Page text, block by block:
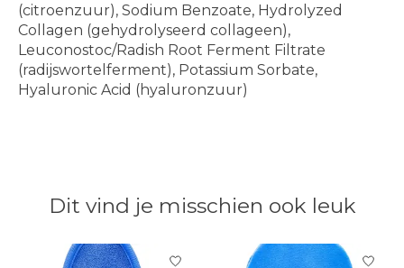
(citroenzuur), Sodium Benzoate, Hydrolyzed
Collagen (gehydrolyseerd collageen),
Leuconostoc/Radish Root Ferment Filtrate
(radijswortelferment), Potassium Sorbate,
Hyaluronic Acid (hyaluronzuur)
Dit vind je misschien ook leuk
Items van productcarrousel